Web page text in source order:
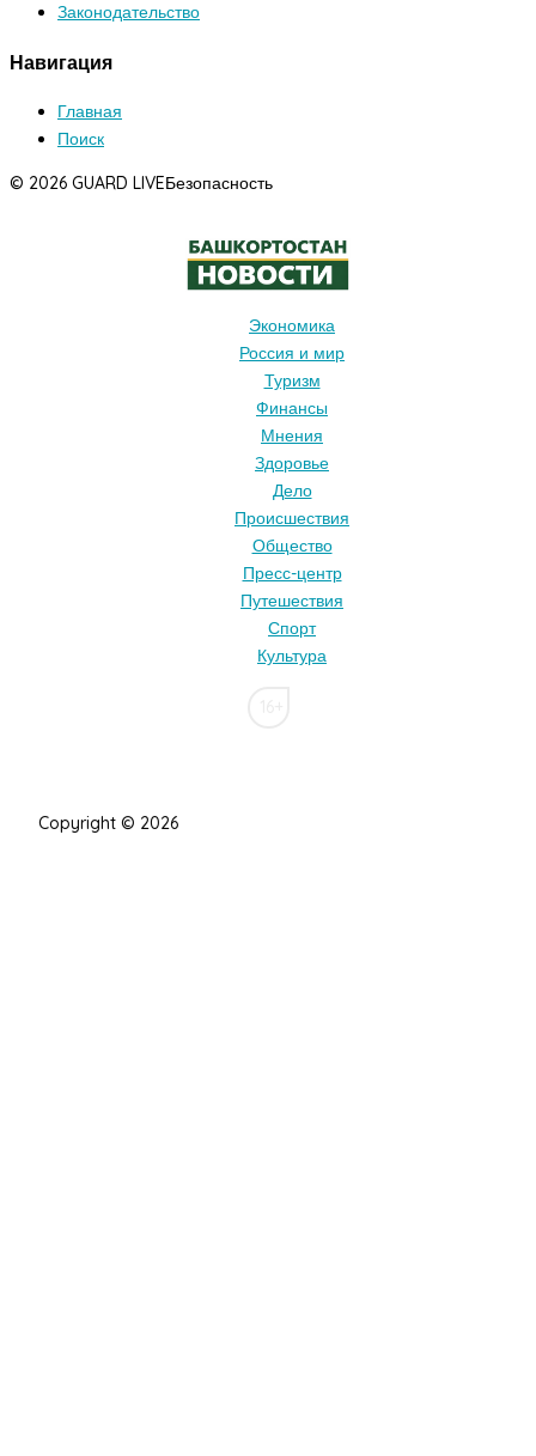
Законодательство
Навигация
Главная
Поиск
© 2026 GUARD LIVEБезопасность
Экономика
Россия и мир
Туризм
Финансы
Мнения
Здоровье
Дело
Происшествия
Общество
Пресс-центр
Путешествия
Спорт
Культура
Copyright © 2026